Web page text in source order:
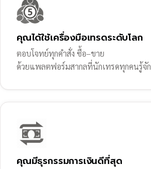
คุณได้ใช้เครื่องมือเทรดระดับโลก
ตอบโจทย์ทุกคำสั่ง ซื้อ–ขาย
ด้วยแพลตฟอร์มสากลที่นักเทรดทุกคนรู้จัก
คุณมีธุรกรรมการเงินดีที่สุด